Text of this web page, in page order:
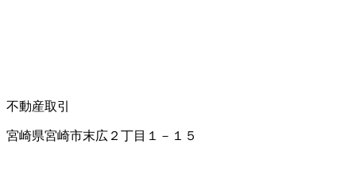
不動産取引
宮崎県宮崎市末広２丁目１－１５